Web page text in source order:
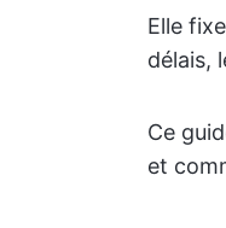
Elle
délais,
Ce
et